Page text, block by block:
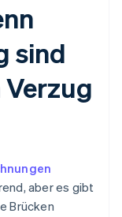
sind
aber es gibt
Brücken